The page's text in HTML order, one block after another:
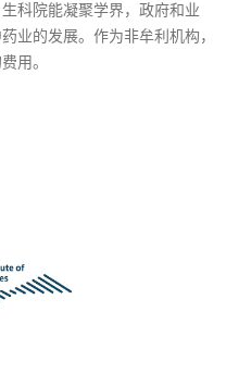
科院能凝聚学界，政府和业
业的发展。作为非牟利机构，
用。